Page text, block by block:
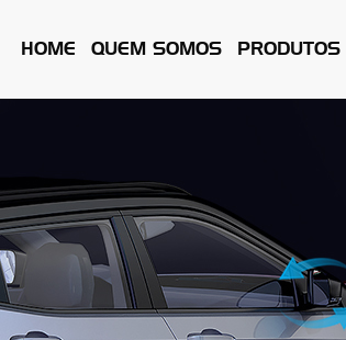
HOME QUEM SOMOS PRODUTOS